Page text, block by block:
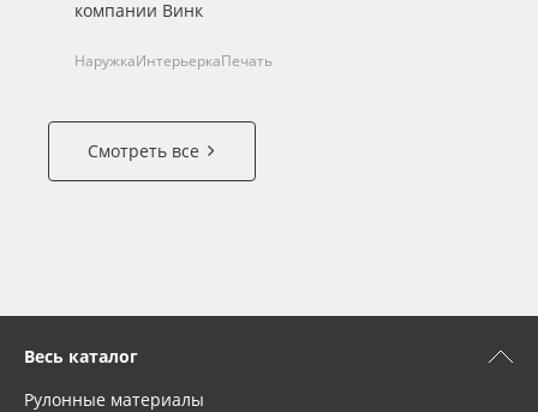
компании Винк
НаружкаИнтерьеркаПечать
Смотреть все
Весь каталог
Рулонные материалы